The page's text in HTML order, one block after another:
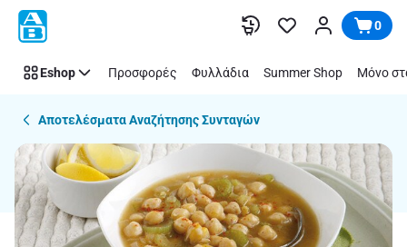
Παράλειψη
Recipe
Details
0
Eshop Προσφορές Φυλλάδια Summer Shop Μόνο
Αποτελέσματα Αναζήτησης Συνταγών